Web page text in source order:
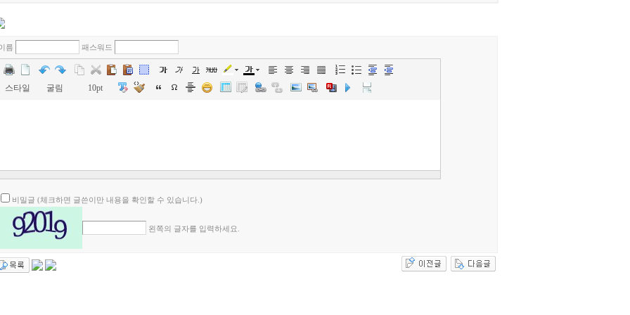
름 패스워드
스타일 굴림 10pt
비밀글 (체크하면 글쓴이만 내용을 확인할 수 있습니다.)
왼쪽의 글자를 입력하세요.